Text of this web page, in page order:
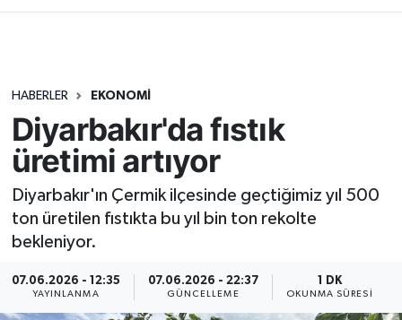
HABERLER EKONOMI
Diyarbakır'da fıstık
üretimi artıyor
Diyarbakır'ın Çermik ilçesinde geçtiğimiz yıl 500
ton üretilen fıstıkta bu yıl bin ton rekolte
bekleniyor.
07.06.2026 - 12:35
YAYINLANMA
07.06.2026 - 22:37
GÜNCELLEME
1 DK
OKUNMA SÜRESI
Dünya
Ekonomi
Gündem
Kültür-Sanat
Resmi İlan
Sağlık
Tüm Manşetler
Haber Arşivi